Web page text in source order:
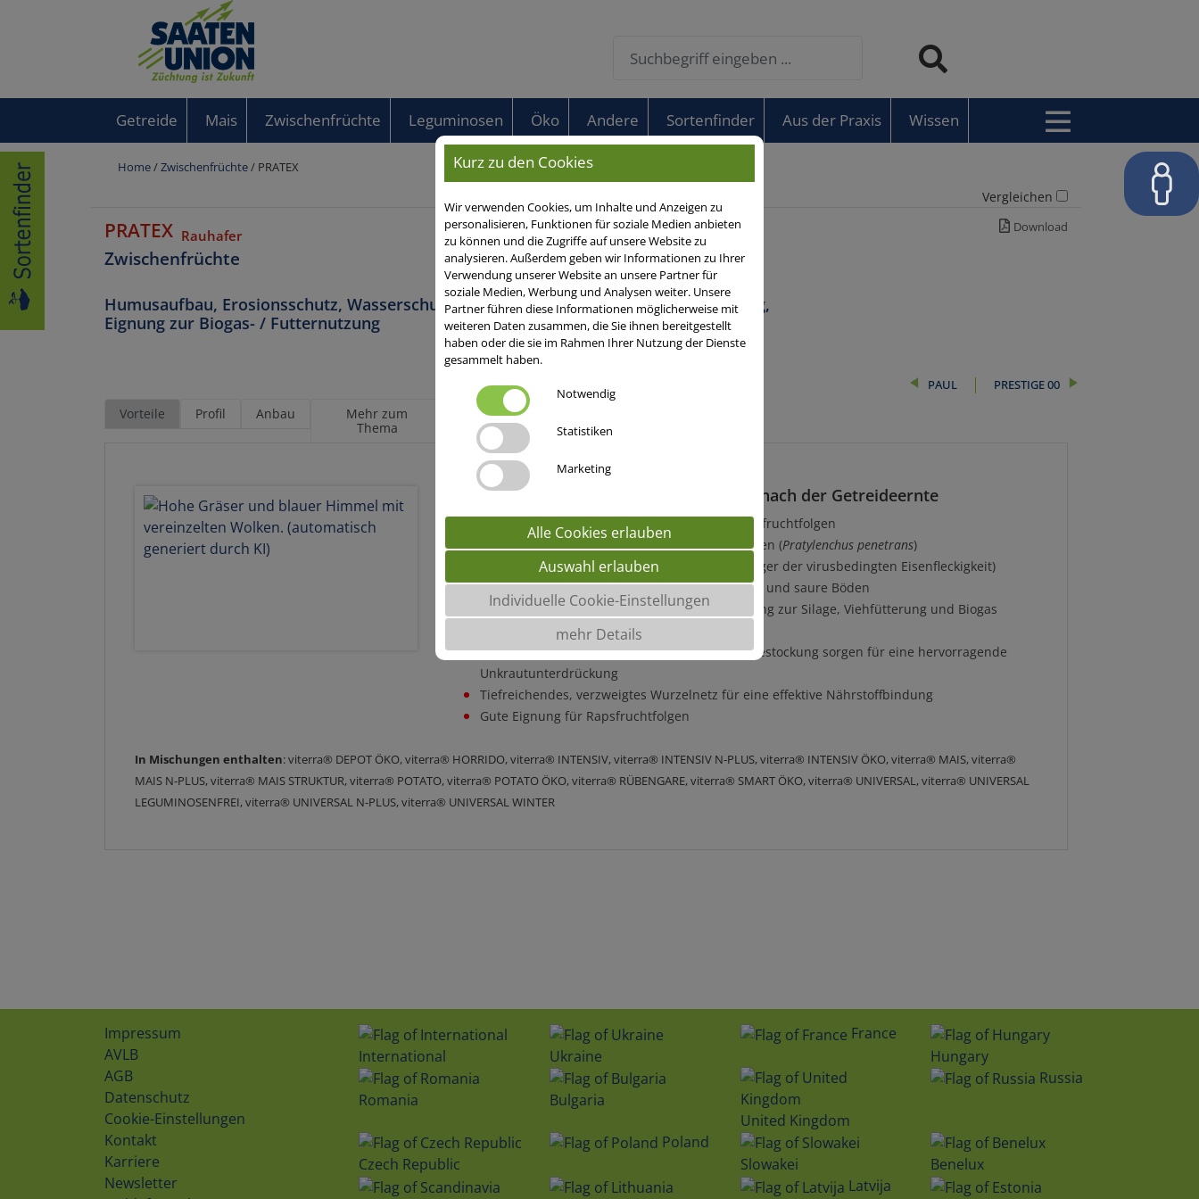
Getreide Mais Zwischenfrüchte Leguminosen Öko Andere Sortenfinder Aus der Praxis Wissen
Home/Zwischenfrüchte/ PRATEX
Vergleichen
PRATEX Rauhafer
Zwischenfrüchte
Humusaufbau, Erosionsschutz, Wasserschutz / Stickstoffkonservierung, Gründüngung,
Eignung zur Biogas- / Futternutzung
Download
PRESTIGE 00
PAUL
Vorteile Profil Anbau
Mehr zum
Thema
Bekämpfung von nach der Getreideernte
PRATEXist hervorragend geeignet für Kartoffelfruchtfolgen
Bekämpfung von wandernden Wurzelnematoden (Pratylenchus penetrans)
Keine Vermehrung von Trichodoriden (Überträger der virusbedingten Eisenfleckigkeit)
Für alle Bodenarten geeignet, auch für sandige und saure Böden
Hohe Produktion an organischer Masse, Nutzung zur Silage, Viehfütterung und Biogas
Schnelle Anfangsentwicklung und eine hohe Bestockung sorgen für eine hervorragende
Unkrautunterdrückung
Tiefreichendes, verzweigtes Wurzelnetz für eine effektive Nährstoffbindung
Gute Eignung für Rapsfruchtfolgen
In Mischungen enthalten: viterra® DEPOT ÖKO, viterra® HORRIDO, viterra® INTENSIV, viterra® INTENSIV N-PLUS, viterra® INTENSIV ÖKO, viterra® MAIS, viterra®
MAIS N-PLUS, viterra® MAIS STRUKTUR, viterra® POTATO, viterra® POTATO ÖKO, viterra® RÜBENGARE, viterra® SMART ÖKO, viterra® UNIVERSAL, viterra® UNIVERSAL
LEGUMINOSENFREI, viterra® UNIVERSAL N-PLUS, viterra® UNIVERSAL WINTER
Kurz zu den Cookies
Wir verwenden Cookies, um Inhalte und Anzeigen zu
personalisieren, Funktionen für soziale Medien anbieten
zu können und die Zugriffe auf unsere Website zu
analysieren. Außerdem geben wir Informationen zu Ihrer
Verwendung unserer Website an unsere Partner für
soziale Medien, Werbung und Analysen weiter. Unsere
Partner führen diese Informationen möglicherweise mit
weiteren Daten zusammen, die Sie ihnen bereitgestellt
haben oder die sie im Rahmen Ihrer Nutzung der Dienste
gesammelt haben.
Notwendig
Statistiken
Marketing
Alle Cookies erlauben
Auswahl erlauben
Individuelle Cookie-Einstellungen
mehr Details
Impressum
AVLB
AGB
Datenschutz
Cookie-Einstellungen
Kontakt
Karriere
Newsletter
International Ukraine
France
Hungary
Romania
Bulgaria
United Kingdom
Russia
Czech Republic
Poland
Slowakei
Benelux
Latvija